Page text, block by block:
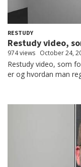
RESTUDY
Restudy video,
974 views October 24,
Restudy video, som
er og hvordan man